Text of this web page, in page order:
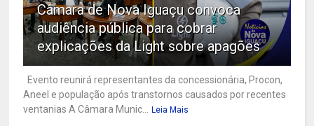
Câmara de Nova Iguaçu convoca
audiência pública para cobrar
explicações da Light sobre apagões
Evento reunirá representantes da concessionária, Procon,
Aneel e população após transtornos causados por recentes
ventanias A Câmara Munic...
Leia Mais